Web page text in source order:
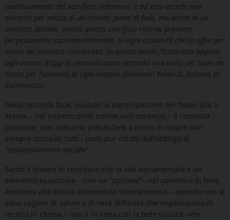
continuamente del sacrificio redentore, e ad esso accede non
soltanto per mezzo di un ricordo pieno di fede, ma anche in un
contatto attuale, poiché questo sacrificio ritorna presente,
perpetuandosi sacramentalmente, in ogni comunità che lo offre per
mano del ministro consacrato. In questo modo l’Eucaristia applica
agli uomini d’oggi la riconciliazione ottenuta una volta per tutte da
Cristo per l’umanità di ogni tempo» (Giovanni Paolo II, Ecclesia de
Eucharistia).
Nella seconda fase, quando la partecipazione dei fedeli alla S.
Messa – nel rispetto delle norme anti-contagio – è ritornata
possibile, non abbiamo potuto fare a meno di notare non
sempre occupati tutti i posti pur ridotti dall’obbligo di
“distanziamento sociale”.
Sento il dovere di ricordare che la vita sacramentale è un
elemento essenziale – non un “optional”– nel cammino di fede.
Assistere alla Messa domenicale teletrasmessa – quando non vi
sono ragioni di salute e di vera difficoltà che impediscano di
recarsi in chiesa – non è in linea con la fede vissuta: «Per